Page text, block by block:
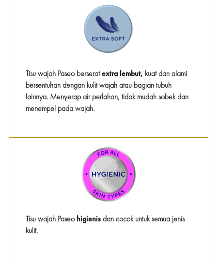
Tisu wajah Paseo berseratextra lembut, kuat dan alami
bersentuhan dengan kulit wajah atau bagian tubuh
lainnya. Menyerap air perlahan, tidak mudah sobek dan
menempel pada wajah.
Tisu wajah Paseohigienisdan cocok untuk semua jenis
kulit.